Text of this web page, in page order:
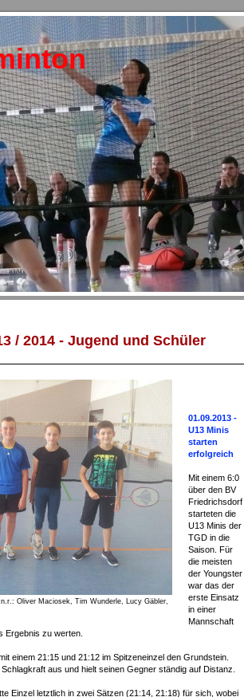
/ 2014 - Jugend und Schüler
Oliver Maciosek, Tim Wunderle, Lucy Gäbler,
01.09.2013 -
U13 Minis
starten
erfolgreich
Mit einem 6:0
über den BV
Friedrichsdorf
starteten die
U13 Minis der
TGD in die
Saison. Für
die meisten
der Youngster
war das der
erste Einsatz
in einer
Mannschaft
Ergebnis zu werten.
einem 21:15 und 21:12 im Spitzeneinzel den Grundstein.
aus und hielt seinen Gegner ständig auf Distanz.
Einzel letztlich in zwei Sätzen (21:14, 21:18) für sich, wobei